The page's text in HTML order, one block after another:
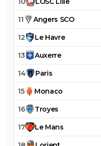
11 Angers SCO
12 Le Havre
13 Auxerre
14 Paris
15 Monaco
16 Troyes
17 Le Mans